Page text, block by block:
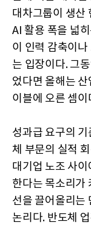
대차그룹이 생산
AI 활용 폭을 넓
이 인력 감축이
는 입장이다. 그
었다면 올해는 산
이블에 오른 셈이
성과급 요구의
체 부문의 실적
대기업 노조 사
한다는 목소리가
선을 끌어올리는
논리다. 반도체